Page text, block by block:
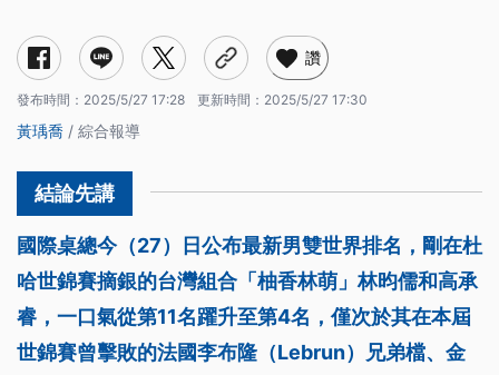
讚
發布時間： 2025/5/27 17:28 更新時間： 2025/5/27 17:30
黃瑀喬 / 綜合報導
國際桌總今（27）日公布最新男雙世界排名，剛在杜
哈世錦賽摘銀的台灣組合「柚香林萌」林昀儒和高承
睿，一口氣從第11名躍升至第4名，僅次於其在本屆
世錦賽曾擊敗的法國李布隆（Lebrun）兄弟檔、金